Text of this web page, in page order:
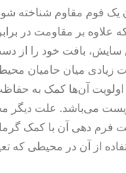
یک فوم مقاوم شناخته
علاوه بر مقاومت در
سایش، بافت خود را از
زیادی میان حامیان
اولویت آن‌ها کمک به
می‌باشد. علت دیگر
فرم دهی آن با کمک
از آن در محیطی که